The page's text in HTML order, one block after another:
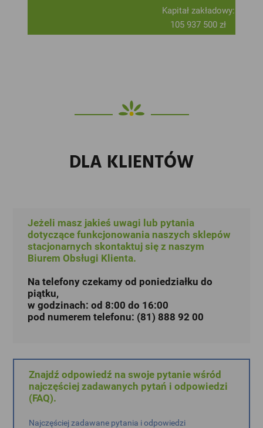
Kapitał zakładowy:
105 937 500 zł
DLA KLIENTÓW
Jeżeli masz jakieś uwagi lub pytania
dotyczące funkcjonowania naszych sklepów
stacjonarnych skontaktuj się z naszym
Biurem Obsługi Klienta.
Na telefony czekamy od poniedziałku do
piątku,
w godzinach: od 8:00 do 16:00
pod numerem telefonu: (81) 888 92 00
Znajdź odpowiedź na swoje pytanie wśród
najczęściej zadawanych pytań i odpowiedzi
(FAQ).
Najczęściej zadawane pytania i odpowiedzi